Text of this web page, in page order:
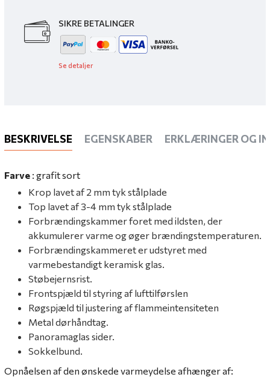
SIKRE BETALINGER
Se detaljer
BESKRIVELSE EGENSKABER ERKLÆRINGER OG
Farve : grafit sort
Krop lavet af 2 mm tyk stålplade
Top lavet af 3-4 mm tyk stålplade
Forbrændingskammer foret med ildsten, der
akkumulerer varme og øger brændingstemperaturen.
Forbrændingskammeret er udstyret med
varmebestandigt keramisk glas.
Støbejernsrist.
Frontspjæld til styring af lufttilførslen
Røgspjæld til justering af flammeintensiteten
Metal dørhåndtag.
Panoramaglas sider.
Sokkelbund.
Opnåelsen af ​​den ønskede varmeydelse afhænger af: